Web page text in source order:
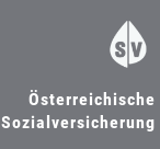
Österreichische
Sozialversicherung